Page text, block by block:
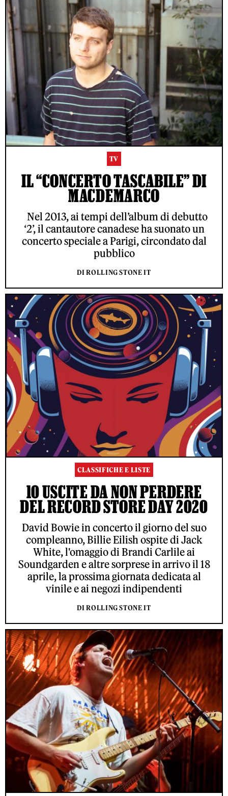
TV
IL “CONCERTO TASCABILE” DI
MACDEMARCO
Nel 2013, ai tempi dell’album di debutto
‘2’, il cantautore canadese ha suonato un
concerto speciale a Parigi, circondato dal
pubblico
DI ROLLING STONE IT
CLASSIFICHE E LISTE
10 USCITE DA NON PERDERE
DEL RECORD STORE DAY 2020
David Bowie in concerto il giorno del suo
compleanno, Billie Eilish ospite di Jack
White, l'omaggio di Brandi Carlile ai
Soundgarden e altre sorprese in arrivo il 18
aprile, la prossima giornata dedicata al
vinile e ai negozi indipendenti
DI ROLLING STONE IT